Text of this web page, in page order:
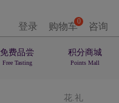
登录 0
购物车 咨询
免费品尝
Free Tasting
积分商城
Points Mall
花.礼